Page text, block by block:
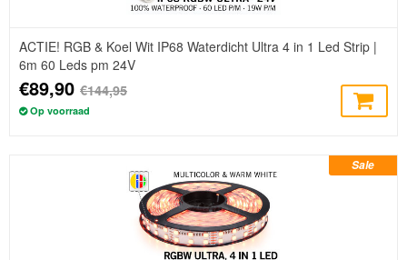
ACTIE! RGB & Koel Wit IP68 Waterdicht Ultra 4 in 1 Led Strip |
6m 60 Leds pm 24V
€89,90 €144,95
Op voorraad
Sale